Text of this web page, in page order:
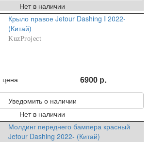
Нет в наличии
Крыло правое Jetour Dashing I 2022-
(Китай)
KuzProject
цена 6900 р.
Уведомить о наличии
Нет в наличии
Молдинг переднего бампера красный
Jetour Dashing 2022- (Китай)